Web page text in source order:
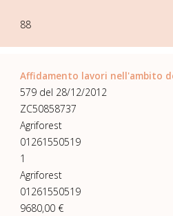
88
Affidamento lavori nell'ambito
579 del 28/12/2012
ZC50858737
Agriforest
01261550519
1
Agriforest
01261550519
9680,00 €